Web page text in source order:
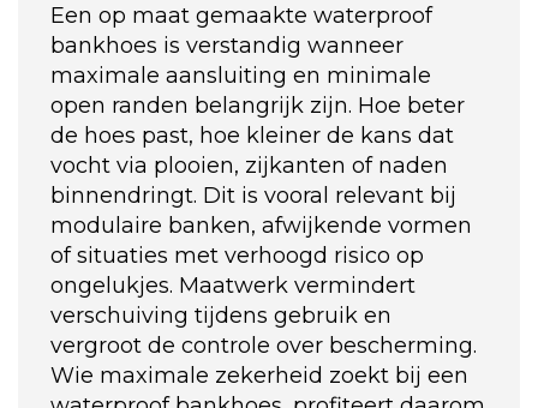
Een op maat gemaakte waterproof
bankhoes is verstandig wanneer
maximale aansluiting en minimale
open randen belangrijk zijn. Hoe beter
de hoes past, hoe kleiner de kans dat
vocht via plooien, zijkanten of naden
binnendringt. Dit is vooral relevant bij
modulaire banken, afwijkende vormen
of situaties met verhoogd risico op
ongelukjes. Maatwerk vermindert
verschuiving tijdens gebruik en
vergroot de controle over bescherming.
Wie maximale zekerheid zoekt bij een